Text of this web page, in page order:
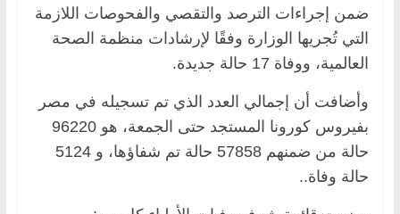
ضمن إجراءات الترصد والتقصي والفحوصات اللازمة
التي تُجريها الوزارة وفقًا لإرشادات منظمة الصحة
العالمية، ووفاة 17 حالة جديدة.
وأضافت أن إجمالي العدد الذي تم تسجيله في مصر
بفيروس كورونا المستجد حتى الجمعة، هو 96220
حالة من ضمنهم 57858 حالة تم شفاؤها، و 5124
حالة وفاة..